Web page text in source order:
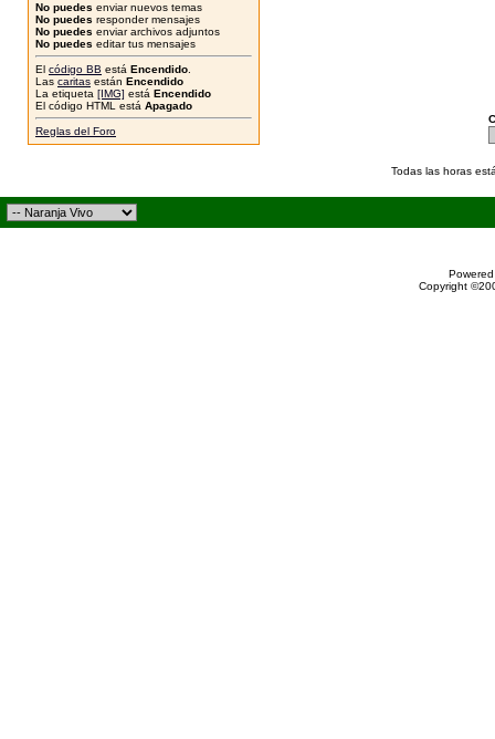
No puedes enviar nuevos temas
No puedes responder mensajes
No puedes enviar archivos adjuntos
No puedes editar tus mensajes
El código BB está Encendido
Las caritas están Encendido
La etiqueta [IMG] está Encendido
El código HTML está Apagado
Reglas del Foro
Todas las horas
Copyright